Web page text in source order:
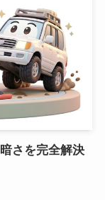
さを完全解決